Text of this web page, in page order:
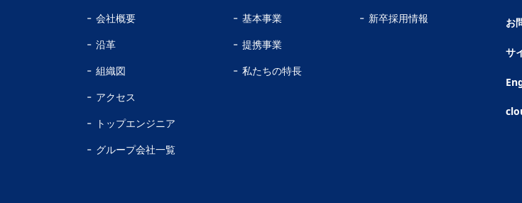
会社概要
沿革
組織図
アクセス
トップエンジニア
グループ会社一覧
基本事業
提携事業
私たちの特長
新卒採用情報 お
サ